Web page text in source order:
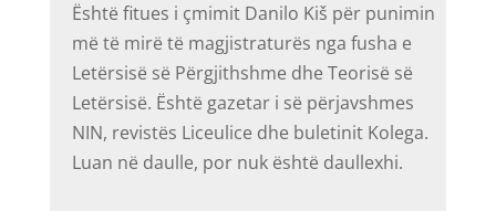
Është fitues i çmimit Danilo Kiš për punimin
më të mirë të magjistraturës nga fusha e
Letërsisë së Përgjithshme dhe Teorisë së
Letërsisë. Është gazetar i së përjavshmes
NIN, revistës Liceulice dhe buletinit Kolega.
Luan në daulle, por nuk është daullexhi.